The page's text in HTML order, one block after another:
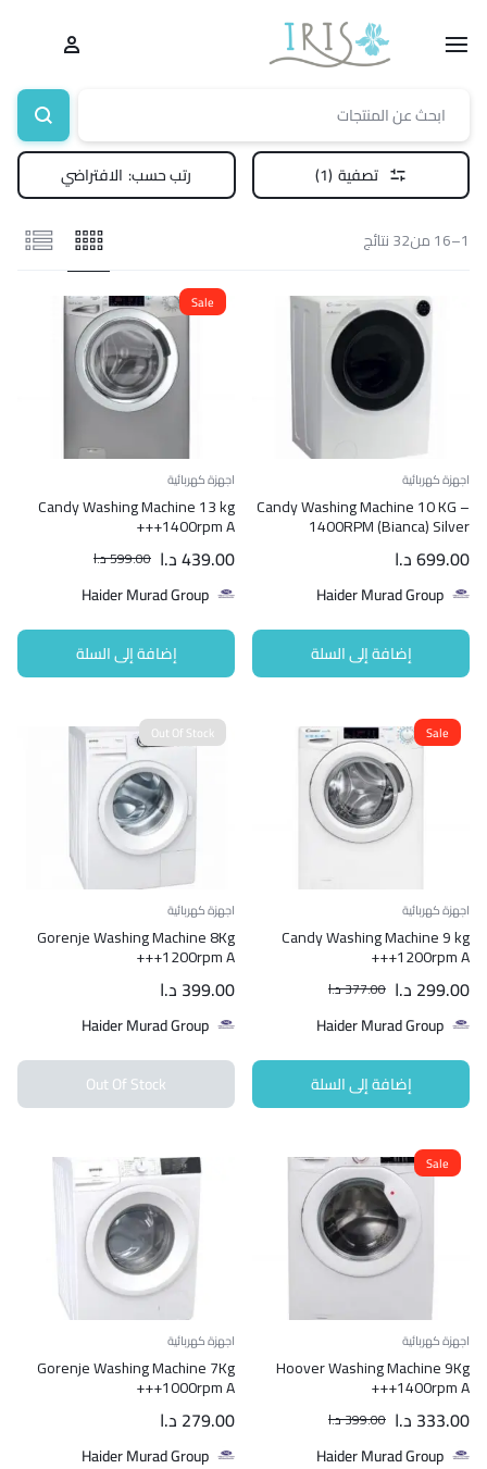
تصفية (1) رتب حسب: الافتراضي
1–16 من32 نتائج
اجهزة كهربائية
Candy Washing Machine 10 KG –
1400RPM (Bianca) Silver
699.00د.ا
Haider Murad Group
إضافة إلى السلة
Sale
اجهزة كهربائية
Candy Washing Machine 13 kg
1400rpm A+++
599.00د.ا 439.00د.ا
Haider Murad Group
إضافة إلى السلة
Sale
اجهزة كهربائية
Candy Washing Machine 9 kg
1200rpm A+++
377.00د.ا 299.00 د.ا
Haider Murad Group
إضافة إلى السلة
Out Of Stock
اجهزة كهربائية
Gorenje Washing Machine 8Kg
1200rpm A+++
399.00 د.ا
Haider Murad Group
Out Of Stock
Sale
اجهزة كهربائية
Hoover Washing Machine 9Kg
1400rpm A+++
399.00د.ا 333.00 د.ا
Haider Murad Group
اجهزة كهربائية
Gorenje Washing Machine 7Kg
1000rpm A+++
279.00 د.ا
Haider Murad Group